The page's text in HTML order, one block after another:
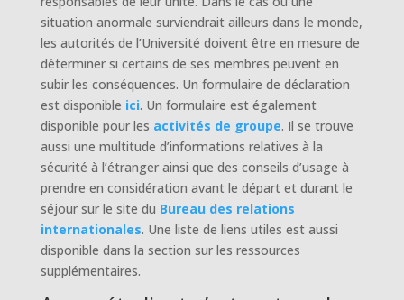
situation anormale surviendrait ailleurs dans le monde,
les autorités de l’Université doivent être en mesure de
déterminer si certains de ses membres peuvent en
subir les conséquences. Un formulaire de déclaration
est disponible ici. Un formulaire est également
disponible pour les activités de groupe. Il se trouve
aussi une multitude d’informations relatives à la
sécurité à l’étranger ainsi que des conseils d’usage à
prendre en considération avant le départ et durant le
séjour sur le site du Bureau des relations
internationales. Une liste de liens utiles est aussi
disponible dans la section sur les ressources
supplémentaires.